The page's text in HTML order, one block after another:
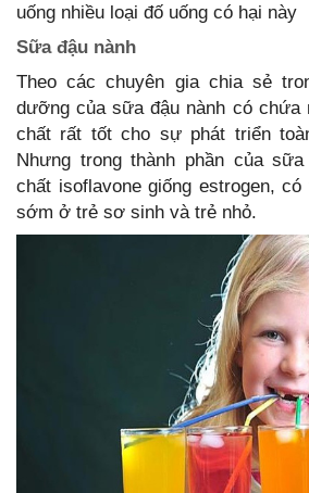
uống nhiều loại đố uống có hại này
Sữa đậu nành
Theo các chuyên gia chia sẻ
dưỡng của sữa đậu nành có chứa
chất rất tốt cho sự phát triển
Nhưng trong thành phần của
chất isoflavone giống estrogen,
sớm ở trẻ sơ sinh và trẻ nhỏ.